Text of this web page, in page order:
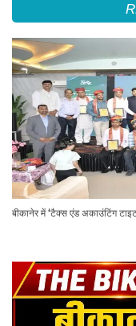
बीकानेर में ‘टैक्स एंड अकाउंटिंग